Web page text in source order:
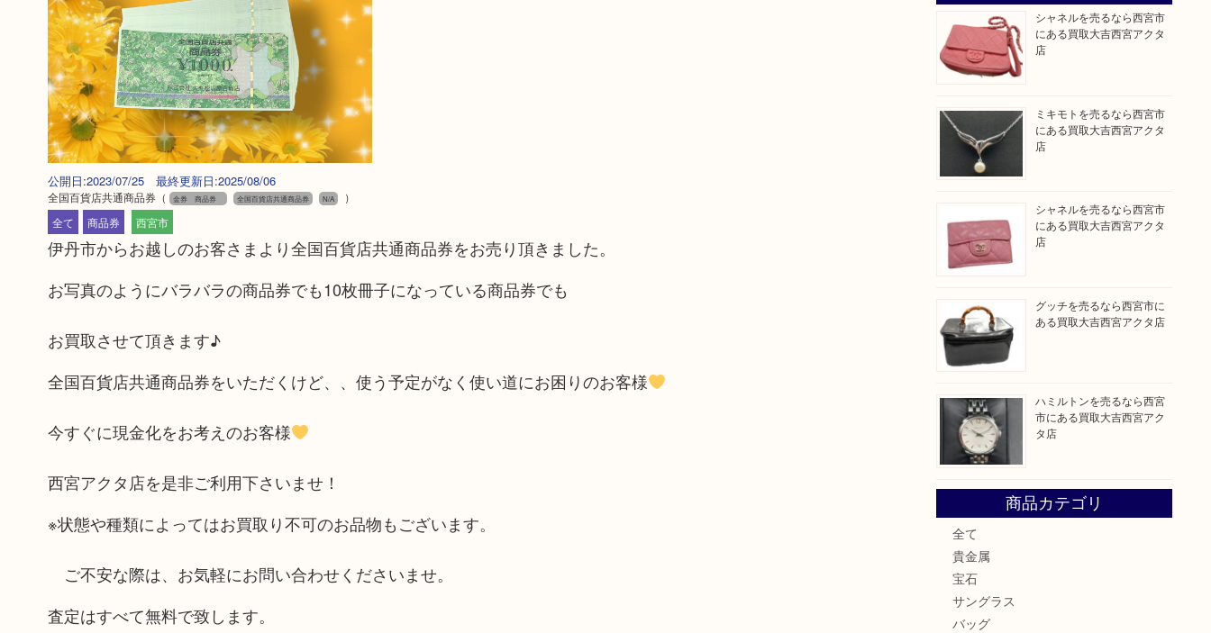
公開日:2023/07/25 最終更新日:2025/08/06
全国百貨店共通商品券（ 金券 商品券 全国百貨店共通商品券 N/A
）
全て
商品券 西宮市
伊丹市からお越しのお客さまより全国百貨店共通商品券をお売り頂きました。
お写真のようにバラバラの商品券でも10枚冊子になっている商品券でも
お買取させて頂きます♪
全国百貨店共通商品券をいただくけど、、使う予定がなく使い道にお困りのお客様
今すぐに現金化をお考えのお客様
西宮アクタ店を是非ご利用下さいませ！
※状態や種類によってはお買取り不可のお品物もございます。
ご不安な際は、お気軽にお問い合わせくださいませ。
査定はすべて無料で致します。
シャネルを売るなら西宮市
にある買取大吉西宮アクタ
店
ミキモトを売るなら西宮市
にある買取大吉西宮アクタ
店
シャネルを売るなら西宮市
にある買取大吉西宮アクタ
店
グッチを売るなら西宮市に
ある買取大吉西宮アクタ店
ハミルトンを売るなら西宮
市にある買取大吉西宮アク
タ店
商品カテゴリ
全て
貴金属
宝石
サングラス
バッグ